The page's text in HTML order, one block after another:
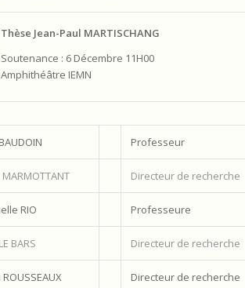
Thèse Jean-Paul MARTISCHANG
Soutenance : 6 Décembre 11H00
Amphithéâtre IEMN
Professeur
Directeur de recherche
RIO Professeure
BARS Directeur de recherche
Directeur de recherche